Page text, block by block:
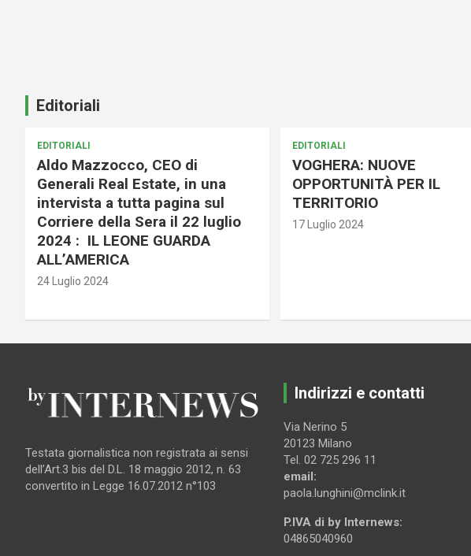
Editoriali
EDITORIALI
Aldo Mazzocco, CEO di
Generali Real Estate, in una
intervista a tutta pagina sul
Corriere della Sera il 22 luglio
2024 : IL LEONE GUARDA
ALL’AMERICA
24 Luglio 2024
EDITORIALI
VOGHERA: NUOVE
OPPORTUNITÀ PER IL
TERRITORIO
17 Luglio 2024
Testata giornalistica non registrata ai sensi
dell’Art.3 bis del D.L. 18 maggio 2012, n. 63
convertito in Legge 16.07.2012 n°103
Indirizzi e contatti
Via Nerino 5
20123 Milano
Tel. 02 725 296 11
email:
paola.lunghini@mclink.it
P.IVA di by Internews:
04865040960